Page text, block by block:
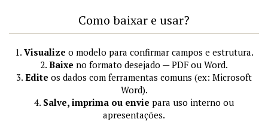
Como baixar e usar?
1. Visualize o modelo para confirmar campos e estrutura.
2. Baixe no formato desejado — PDF ou Word.
3. Edite os dados com ferramentas comuns (ex: Microsoft
Word).
4. Salve, imprima ou envie para uso interno ou
apresentações.